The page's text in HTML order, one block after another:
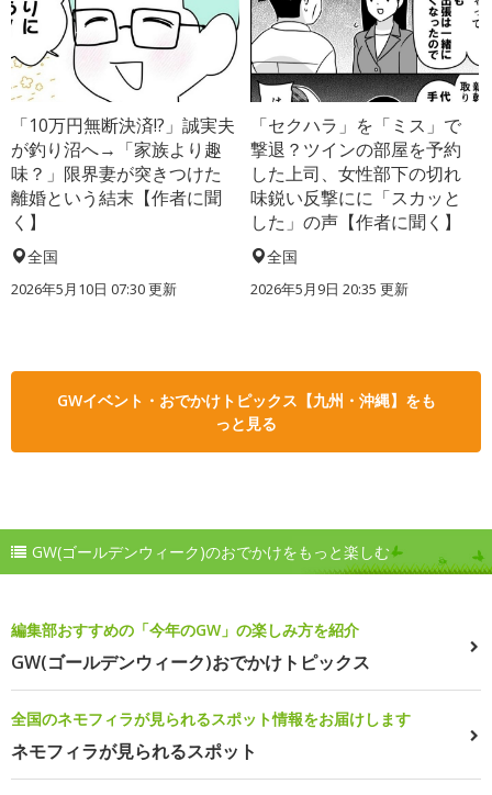
「10万円無断決済!?」誠実夫
が釣り沼へ→「家族より趣
味？」限界妻が突きつけた
離婚という結末【作者に聞
く】
全国
2026年5月10日 07:30 更新
「セクハラ」を「ミス」で
撃退？ツインの部屋を予約
した上司、女性部下の切れ
味鋭い反撃にに「スカッと
した」の声【作者に聞く】
全国
2026年5月9日 20:35 更新
GWイベント・おでかけトピックス【九州・沖縄】をも
っと見る
GW(ゴールデンウィーク)のおでかけをもっと楽しむ
編集部おすすめの「今年のGW」の楽しみ方を紹介
GW(ゴールデンウィーク)おでかけトピックス
全国のネモフィラが見られるスポット情報をお届けします
ネモフィラが見られるスポット